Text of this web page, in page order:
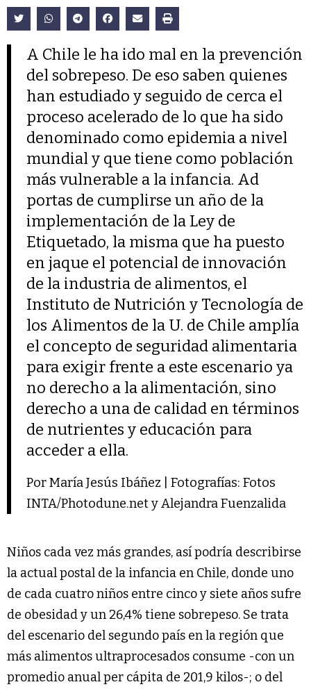
A Chile le ha ido mal en la prevención
del sobrepeso. De eso saben quienes
han estudiado y seguido de cerca el
proceso acelerado de lo que ha sido
denominado como epidemia a nivel
mundial y que tiene como población
más vulnerable a la infancia. Ad
portas de cumplirse un año de la
implementación de la Ley de
Etiquetado, la misma que ha puesto
en jaque el potencial de innovación
de la industria de alimentos, el
Instituto de Nutrición y Tecnología de
los Alimentos de la U. de Chile amplía
el concepto de seguridad alimentaria
para exigir frente a este escenario ya
no derecho a la alimentación, sino
derecho a una de calidad en términos
de nutrientes y educación para
acceder a ella.
Por María Jesús Ibáñez | Fotografías: Fotos
INTA/Photodune.net y Alejandra Fuenzalida
Niños cada vez más grandes, así podría describirse
la actual postal de la infancia en Chile, donde uno
de cada cuatro niños entre cinco y siete años sufre
de obesidad y un 26,4% tiene sobrepeso. Se trata
del escenario del segundo país en la región que
más alimentos ultraprocesados consume -con un
promedio anual per cápita de 201,9 kilos-; o del